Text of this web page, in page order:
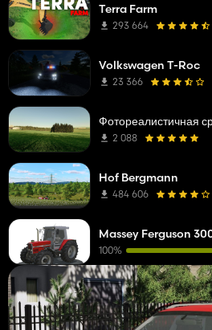
Terra Farm
293 664
Volkswagen T-Roc
23 366
Фотореалистичная
2 088
Hof Bergmann
484 606
Massey Ferguson
100%